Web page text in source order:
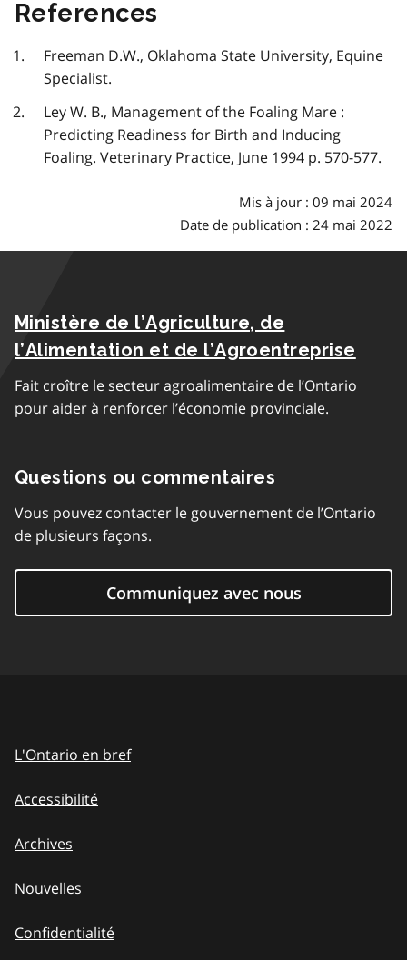
References
Freeman D.W., Oklahoma State University, Equine
Specialist.
Ley W. B., Management of the Foaling Mare :
Predicting Readiness for Birth and Inducing
Foaling. Veterinary Practice, June 1994 p. 570-577.
Mis à jour : 09 mai 2024
Date de publication : 24 mai 2022
Ministère de l’Agriculture, de
l’Alimentation et de l’Agroentreprise
Fait croître le secteur agroalimentaire de l’Ontario
pour aider à renforcer l’économie provinciale.
Questions ou commentaires
Vous pouvez contacter le gouvernement de l’Ontario
de plusieurs façons.
Communiquez avec nous
L'Ontario en bref
Accessibilité
Archives
Nouvelles
Confidentialité